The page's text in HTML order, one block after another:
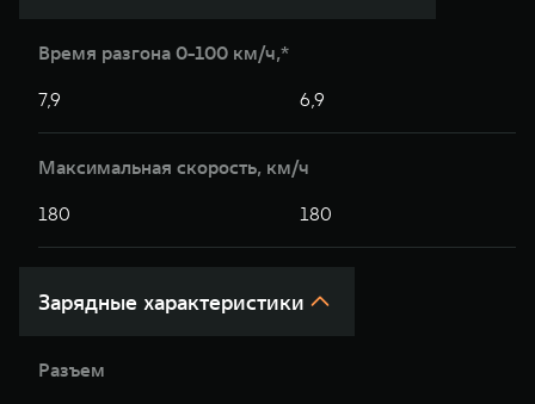
Время разгона 0-100 км/ч,*
7,9 6,9
Максимальная скорость, км/ч
180 180
Зарядные характеристики
Разъем